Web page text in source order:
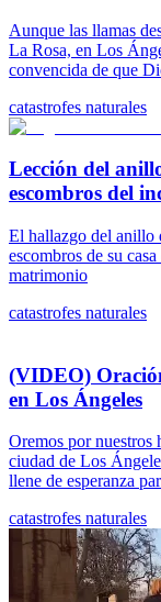
Aunque las llamas
La Rosa, en Los
convencida de que
catastrofes naturales
Lección del
escombros del
El hallazgo del anillo
escombros de su
matrimonio
catastrofes naturales
(VIDEO)
en Los Ángeles
Oremos por nuestros
ciudad de Los
llene de esperanza
catastrofes naturales